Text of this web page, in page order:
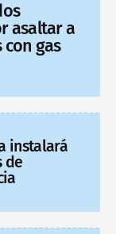
asaltar a
con gas
instalará
de